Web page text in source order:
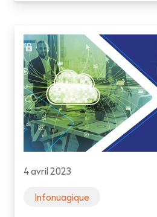
4 avril 2023
Infonuagique